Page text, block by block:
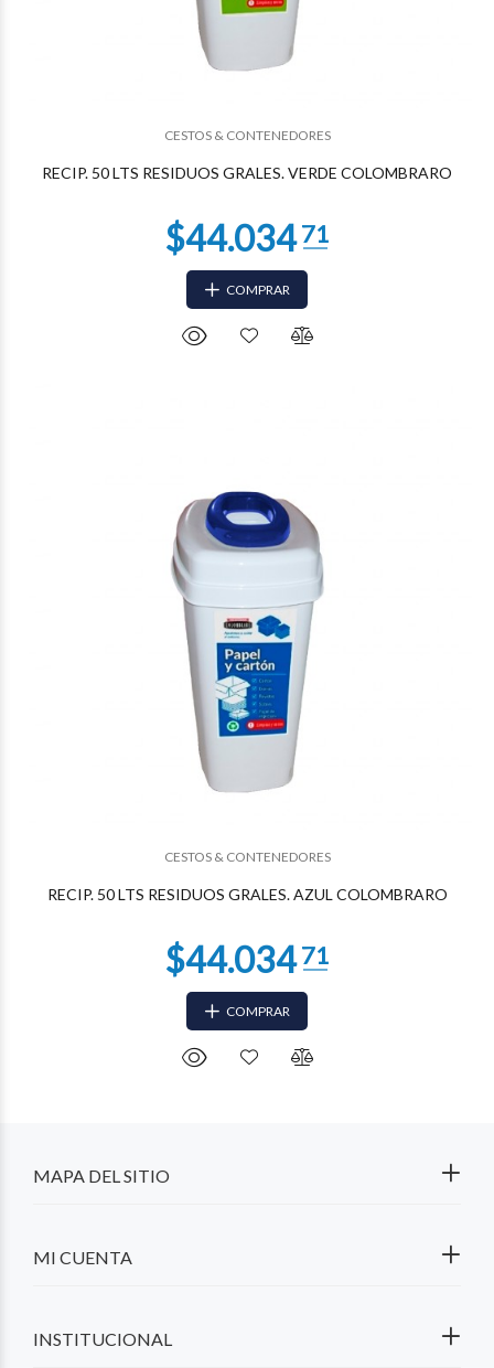
CESTOS & CONTENEDORES
RECIP. 50 LTS RESIDUOS GRALES. VERDE COLOMBRARO
COMPRAR
CESTOS & CONTENEDORES
RECIP. 50 LTS RESIDUOS GRALES. AZUL COLOMBRARO
COMPRAR
MAPA DEL SITIO
MI CUENTA
INSTITUCIONAL